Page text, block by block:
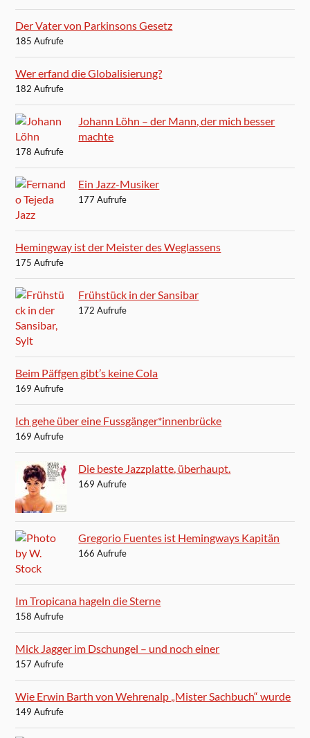
Der Vater von Parkinsons Gesetz
185 Aufrufe
Wer erfand die Globalisierung?
182 Aufrufe
Johann Löhn – der Mann, der mich besser
machte
178 Aufrufe
Ein Jazz-Musiker
177 Aufrufe
Hemingway ist der Meister des Weglassens
175 Aufrufe
Frühstück in der Sansibar
172 Aufrufe
Beim Päffgen gibt’s keine Cola
169 Aufrufe
Ich gehe über eine Fussgänger*innenbrücke
169 Aufrufe
Die beste Jazzplatte, überhaupt.
169 Aufrufe
Gregorio Fuentes ist Hemingways Kapitän
166 Aufrufe
Im Tropicana hageln die Sterne
158 Aufrufe
Mick Jagger im Dschungel – und noch einer
157 Aufrufe
Wie Erwin Barth von Wehrenalp „Mister Sachbuch“ wurde
149 Aufrufe